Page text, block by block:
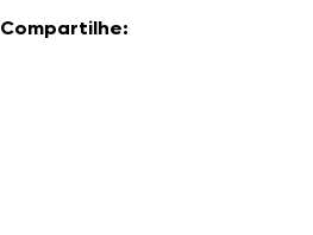
Compartilhe: